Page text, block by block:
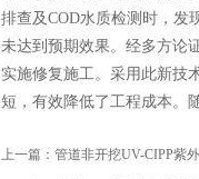
排查及COD水质检测时，发
未达到预期效果。经多方论
实施修复施工。采用此新技
短，有效降低了工程成本。
上一篇： 管道非开挖UV-CIPP紫